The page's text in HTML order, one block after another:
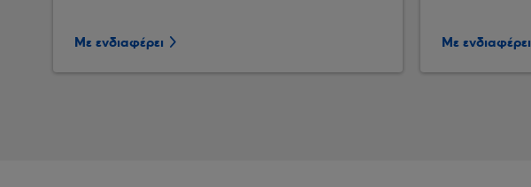
Με ενδιαφέρει Με ενδιαφέρει